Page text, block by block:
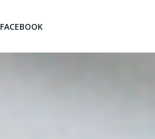
FACEBOOK